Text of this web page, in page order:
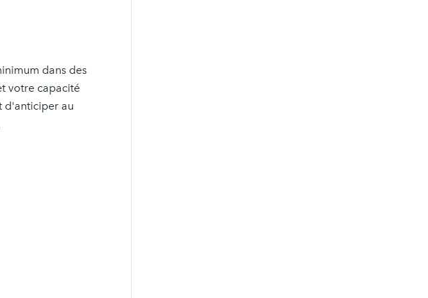
dans des
votre capacité
d'anticiper au